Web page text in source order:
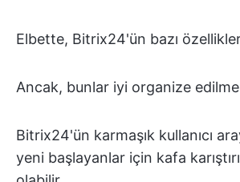
Elbette, Bitrix24'ün bazı
Ancak, bunlar iyi organize
Bitrix24'ün karmaşık kullanıcı
yeni başlayanlar için kafa